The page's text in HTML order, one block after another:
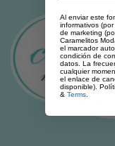
Al enviar este
informativos
de marketing
Caramelitos
el marcador
condición de
datos. La
cualquier
el enlace de
disponible).
& Terms